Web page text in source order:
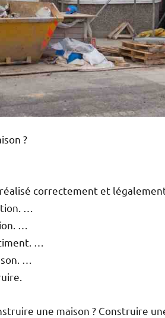
?
correctement et
…
…
…
…
une maison ? Construire